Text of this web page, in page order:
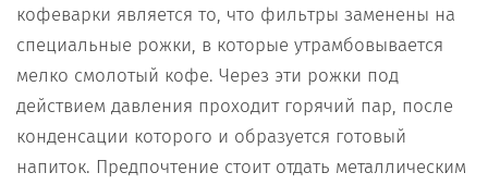
кофеварки является то, что фильтры заменены на
специальные рожки, в которые утрамбовывается
мелко смолотый кофе. Через эти рожки под
действием давления проходит горячий пар, после
конденсации которого и образуется готовый
напиток. Предпочтение стоит отдать металлическим